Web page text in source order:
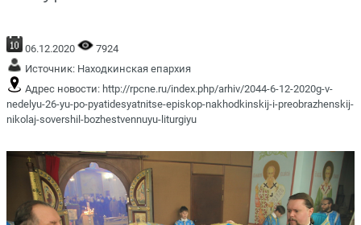
06.12.2020
7924
Источник: Находкинская епархия
Адрес новости: http://rpcne.ru/index.php/arhiv/2044-6-12-2020g-v-
nedelyu-26-yu-po-pyatidesyatnitse-episkop-nakhodkinskij-i-preobrazhenskij-
nikolaj-sovershil-bozhestvennuyu-liturgiyu